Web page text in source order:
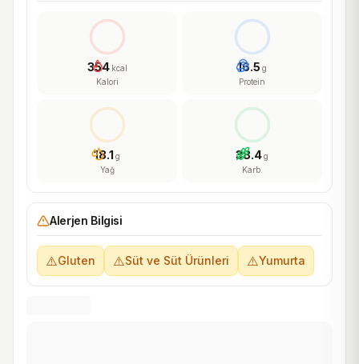
354 kcal
Kalori
16.5 g
Protein
18.1 g
Yağ
38.4g
Karb.
Alerjen Bilgisi
⚠️Gluten ⚠️Süt ve Süt Ürünleri ⚠️Yumurta